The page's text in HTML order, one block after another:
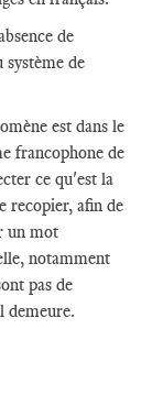
de
de
est dans le
francophone de
ce qu'est la
recopier, afin de
un mot
notamment
pas de
demeure.